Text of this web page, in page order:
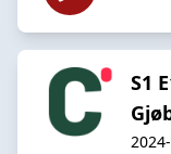
S1